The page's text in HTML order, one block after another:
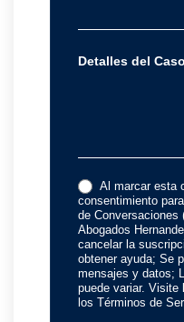
Detalles del Caso
Al marcar esta
consentimiento
de Conversaciones
Abogados
cancelar la
obtener ayuda; Se
mensajes y datos;
puede variar.
los Términos de